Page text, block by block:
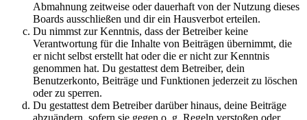
Abmahnung zeitweise oder dauerhaft von der Nutzung dieses
Boards ausschließen und dir ein Hausverbot erteilen.
Du nimmst zur Kenntnis, dass der Betreiber keine
Verantwortung für die Inhalte von Beiträgen übernimmt, die
er nicht selbst erstellt hat oder die er nicht zur Kenntnis
genommen hat. Du gestattest dem Betreiber, dein
Benutzerkonto, Beiträge und Funktionen jederzeit zu löschen
oder zu sperren.
Du gestattest dem Betreiber darüber hinaus, deine Beiträge
abzuändern, sofern sie gegen o. g. Regeln verstoßen oder